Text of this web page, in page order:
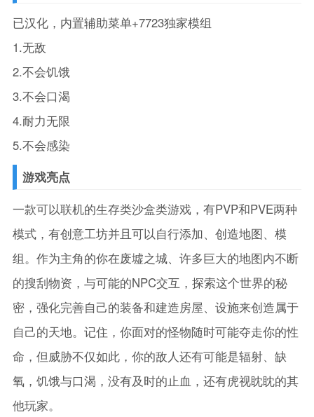
已汉化，内置辅助菜单+7723独家模组
1.无敌
2.不会饥饿
3.不会口渴
4.耐力无限
5.不会感染
游戏亮点
一款可以联机的生存类沙盒类游戏，有PVP和PVE两种
模式，有创意工坊并且可以自行添加、创造地图、模
组。作为主角的你在废墟之城、许多巨大的地图内不断
的搜刮物资，与可能的NPC交互，探索这个世界的秘
密，强化完善自己的装备和建造房屋、设施来创造属于
自己的天地。记住，你面对的怪物随时可能夺走你的性
命，但威胁不仅如此，你的敌人还有可能是辐射、缺
氧，饥饿与口渴，没有及时的止血，还有虎视眈眈的其
他玩家。